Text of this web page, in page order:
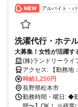
アルバイト・パ
洗濯代行・ホテ
大募集！女性が活躍す
お仕事！
(株)ランドリーライ
アクセス: 【勤務地：松本市内 長野県松本市城西1-3-36 1階】 JR大
糸線「北松本駅」お城口（
ルプス口（西口）より徒歩約15分 ★
OK（無料駐車場・駐輪場あり） ※松本城
時給1,250円
長野県松本市
勤務時間・曜日: ◆